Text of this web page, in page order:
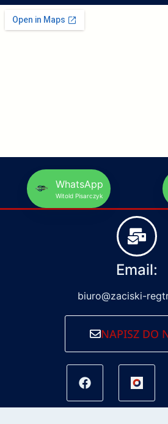
WhatsApp
Witold Pisarczyk
Email:
biuro@zaciski-
NAPISZ DO